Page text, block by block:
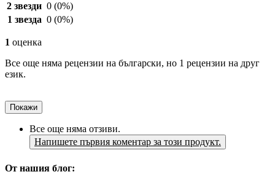
2 звезди 0 (0%)
1 звезда 0 (0%)
1 оценка
Все още няма рецензии на български, но 1 рецензии на друг
език.
Покажи
Все още няма отзиви.
Напишете първия коментар за този продукт.
От нашия блог: